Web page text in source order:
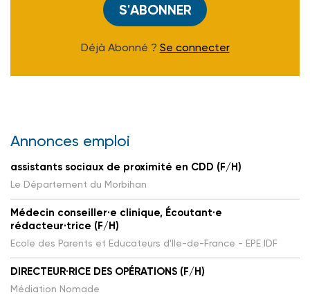
S'ABONNER
Déjà Abonné ? Se connecter
Annonces emploi
assistants sociaux de proximité en CDD (F/H)
Le Département du Morbihan
Médecin conseiller·e clinique, Écoutant·e
rédacteur·trice (F/H)
Ecole des Parents et Educateurs d'Ile-de-France - EPE IDF
DIRECTEUR·RICE DES OPÉRATIONS (F/H)
Médiation Nomade